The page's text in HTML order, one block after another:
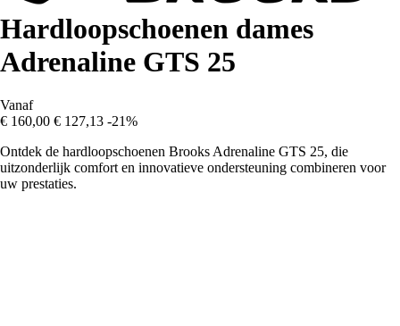
Hardloopschoenen dames
Adrenaline GTS 25
Vanaf
€ 160,00 € 127,13 -21%
Ontdek de hardloopschoenen Brooks Adrenaline GTS 25, die
uitzonderlijk comfort en innovatieve ondersteuning combineren voor
uw prestaties.